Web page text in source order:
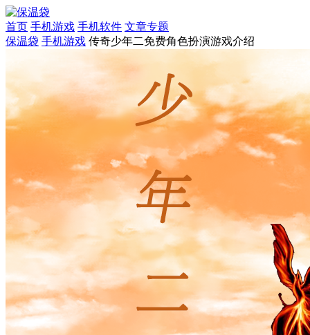
首页 手机游戏 手机软件 文章专题
保温袋 手机游戏 传奇少年二免费角色扮演游戏介绍